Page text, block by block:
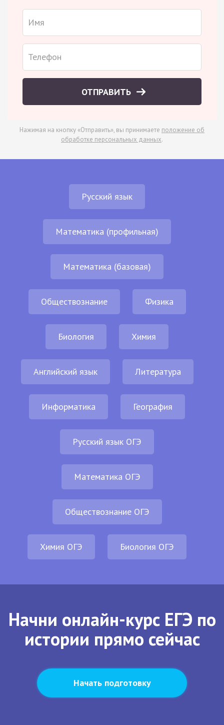
ОТПРАВИТЬ
Нажимая на кнопку «Отправить», вы принимаете положение об
обработке персональных данных.
Русский язык
Математика (профильная)
Математика (базовая)
Обществознание Физика
Биология Химия
Английский язык Литература
Информатика География
Русский язык ОГЭ
Математика ОГЭ
Обществознание ОГЭ
Химия ОГЭ Биология ОГЭ
Начни онлайн-курс ЕГЭ по
истории прямо сейчас
Начать подготовку